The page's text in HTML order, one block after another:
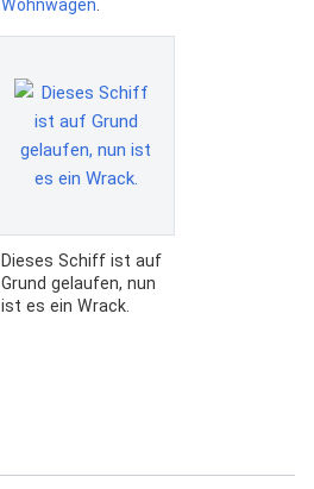
Wohnwagen.
Dieses Schiff ist auf
Grund gelaufen, nun
ist es ein Wrack.